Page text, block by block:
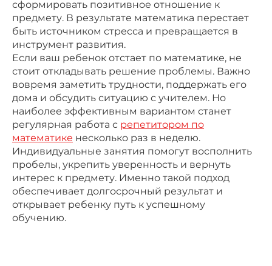
сформировать позитивное отношение к
предмету. В результате математика перестает
быть источником стресса и превращается в
инструмент развития.
Если ваш ребенок отстает по математике, не
стоит откладывать решение проблемы. Важно
вовремя заметить трудности, поддержать его
дома и обсудить ситуацию с учителем. Но
наиболее эффективным вариантом станет
регулярная работа с репетитором по
математике несколько раз в неделю.
Индивидуальные занятия помогут восполнить
пробелы, укрепить уверенность и вернуть
интерес к предмету. Именно такой подход
обеспечивает долгосрочный результат и
открывает ребенку путь к успешному
обучению.